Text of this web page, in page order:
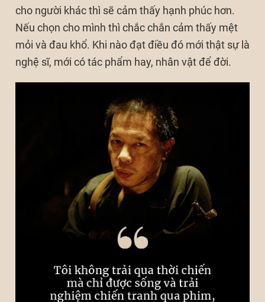
cho người khác thì sẽ cảm thấy hạnh phúc hơn.
Nếu chọn cho mình thì chắc chắn cảm thấy mệt
mỏi và đau khổ. Khi nào đạt điều đó mới thật sự là
nghệ sĩ, mới có tác phẩm hay, nhân vật để đời.